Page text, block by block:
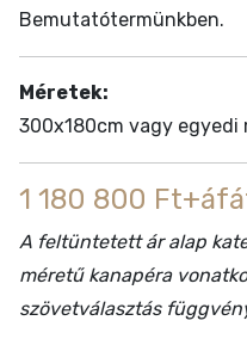
Bemutatótermünkben.
Méretek:
300x180cm vagy egyedi
1 180 800
A feltüntetett ár alap
méretű kanapéra
szövetválasztás